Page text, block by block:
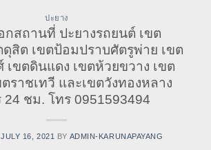
ปะยาง
กสถานที่ ปะยางรถยนต์ เขต
ดุสิต เขตป้อมปราบศัตรูพ่าย เขต
เขตดินแดง เขตห้วยขวาง เขต
ราชเทวี และเขตวังทองหลาง
24 ชม. โทร 0951593494
JULY 16, 2021 BY ADMIN-KARUNAPAYANG